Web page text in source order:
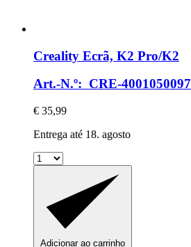
Creality Ecrã, K2 Pro/K2
Art.-N.º: CRE-4001050097
€ 35,99
Entrega até 18. agosto
Adicionar ao carrinho